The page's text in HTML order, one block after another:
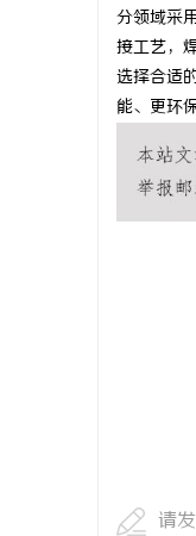
分领域采
接工艺，
选择合适
能、更环
请